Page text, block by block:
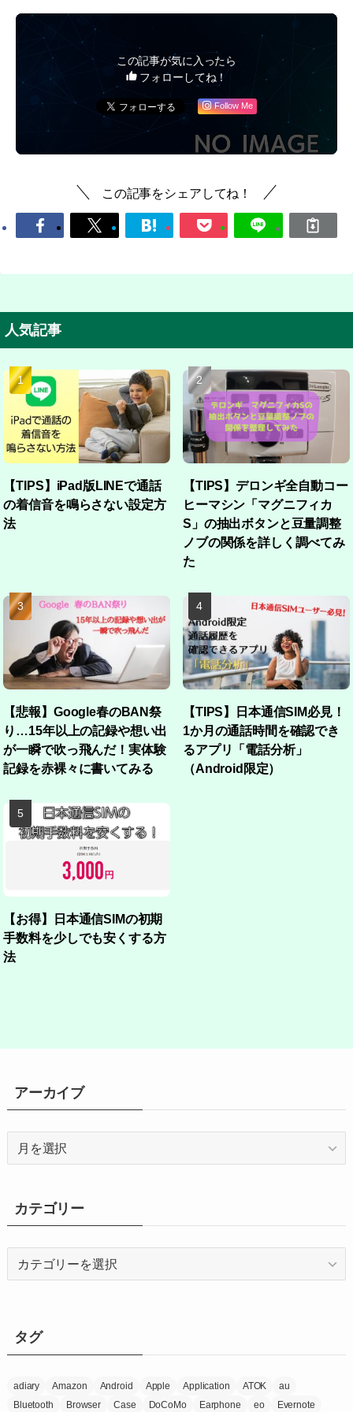
この記事が気に入ったら
フォローしてね！
Follow Me
この記事をシェアしてね！
人気記事
【TIPS】iPad版LINEで通話
の着信音を鳴らさない設定方
法
【TIPS】デロンギ全自動コー
ヒーマシン「マグニフィカ
S」の抽出ボタンと豆量調整
ノブの関係を詳しく調べてみ
た
【悲報】Google春のBAN祭
り…15年以上の記録や想い出
が一瞬で吹っ飛んだ！実体験
記録を赤裸々に書いてみる
【TIPS】日本通信SIM必見！
1か月の通話時間を確認でき
るアプリ「電話分析」
（Android限定）
【お得】日本通信SIMの初期
手数料を少しでも安くする方
法
アーカイブ
ブ
カテゴリー
ータグ
adiary Amazon Android Apple Application ATOK
au
Bluetooth
Browser Case DoCoMo Earphone eo Evernote